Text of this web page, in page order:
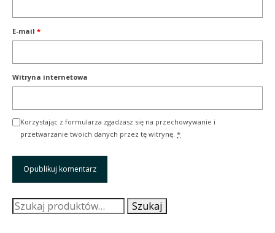
E-mail *
Witryna internetowa
Korzystając z formularza zgadzasz się na przechowywanie i
przetwarzanie twoich danych przez tę witrynę. *
Szukaj: Szukaj